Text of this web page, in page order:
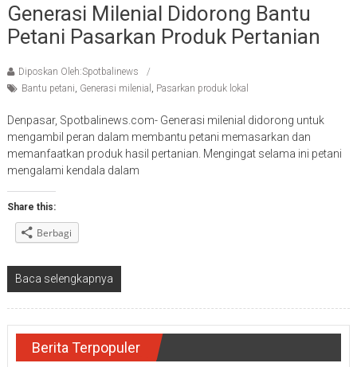
Generasi Milenial Didorong Bantu
Petani Pasarkan Produk Pertanian
Diposkan Oleh:Spotbalinews
Bantu petani Generasi milenial Pasarkan produk lokal
Denpasar, Spotbalinews.com- Generasi milenial didorong untuk
mengambil peran dalam membantu petani memasarkan dan
memanfaatkan produk hasil pertanian. Mengingat selama ini petani
mengalami kendala dalam
Share this:
Berbagi
Baca selengkapnya
Berita Terpopuler